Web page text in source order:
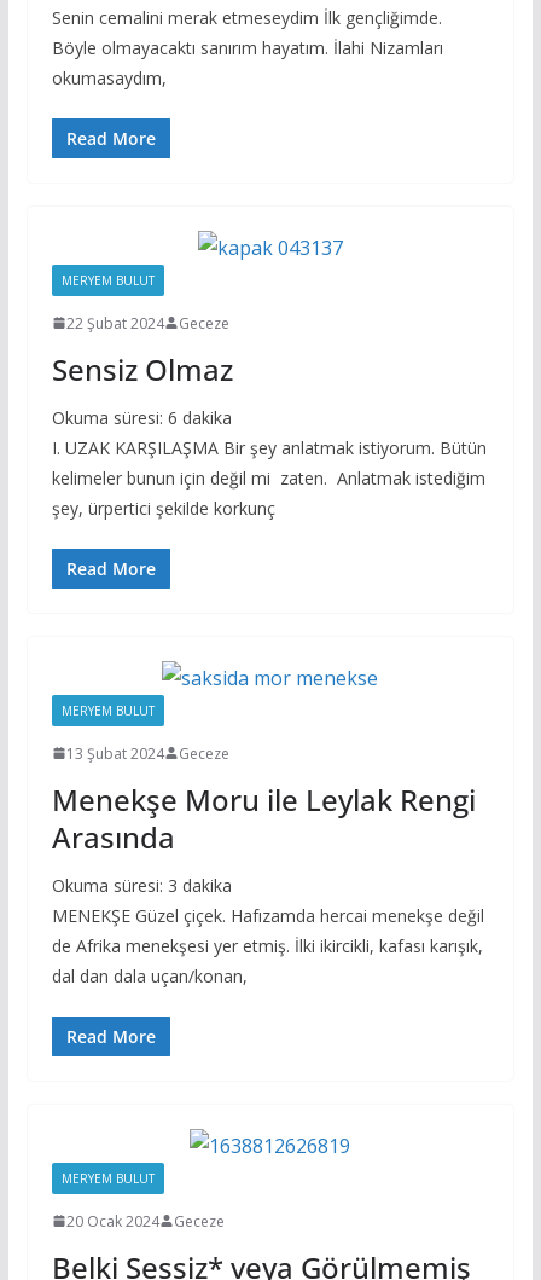
Senin cemalini merak etmeseydim İlk gençliğimde.
Böyle olmayacaktı sanırım hayatım. İlahi Nizamları
okumasaydım,
Read More
MERYEM BULUT
22 Şubat 2024 Geceze
Sensiz Olmaz
Okuma süresi: 6 dakika
I. UZAK KARŞILAŞMA Bir şey anlatmak istiyorum. Bütün
kelimeler bunun için değil mi zaten. Anlatmak istediğim
şey, ürpertici şekilde korkunç
Read More
MERYEM BULUT
13 Şubat 2024 Geceze
Menekşe Moru ile Leylak Rengi
Arasında
Okuma süresi: 3 dakika
MENEKŞE Güzel çiçek. Hafızamda hercai menekşe değil
de Afrika menekşesi yer etmiş. İlki ikircikli, kafası karışık,
dal dan dala uçan/konan,
Read More
MERYEM BULUT
20 Ocak 2024 Geceze
Belki Sessiz* veya Görülmemiş